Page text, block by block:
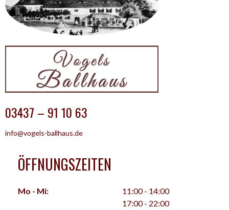
03437 – 91 10 63
info@vogels-ballhaus.de
ÖFFNUNGSZEITEN
Mo - Mi:
11:00 - 14:00
17:00 - 22:00